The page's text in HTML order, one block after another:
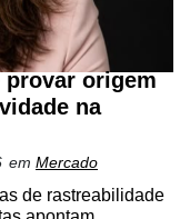
provar origem
na
em Mercado
de rastreabilidade